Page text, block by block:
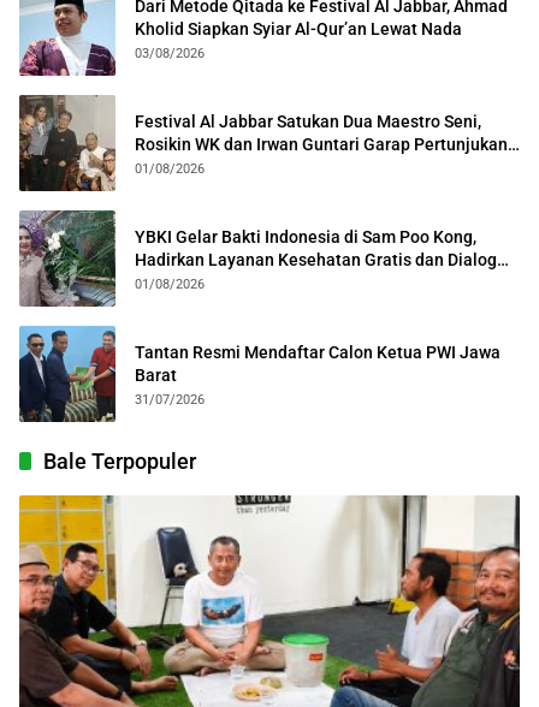
Dari Metode Qitada ke Festival Al Jabbar, Ahmad
Kholid Siapkan Syiar Al-Qur’an Lewat Nada
03/08/2026
Festival Al Jabbar Satukan Dua Maestro Seni,
Rosikin WK dan Irwan Guntari Garap Pertunjukan
Kolosal
01/08/2026
YBKI Gelar Bakti Indonesia di Sam Poo Kong,
Hadirkan Layanan Kesehatan Gratis dan Dialog
Kebangsaan
01/08/2026
Tantan Resmi Mendaftar Calon Ketua PWI Jawa
Barat
31/07/2026
Bale Terpopuler